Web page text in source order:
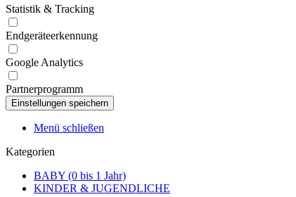
Statistik & Tracking
Endgeräteerkennung
Google Analytics
Partnerprogramm
Menü schließen
Kategorien
BABY (0 bis 1 Jahr)
KINDER & JUGENDLICHE